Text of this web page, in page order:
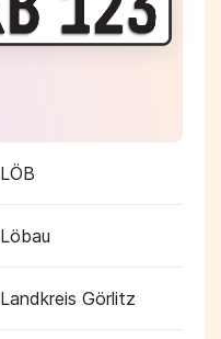
LÖB
Löbau
Landkreis Görlitz